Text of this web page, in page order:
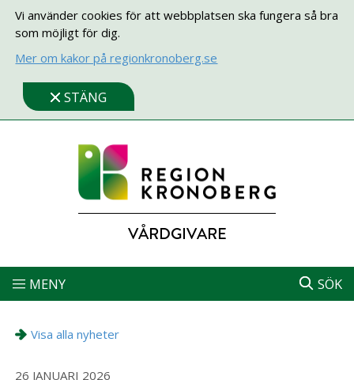
Vi använder cookies för att webbplatsen ska fungera så bra
som möjligt för dig.
Mer om kakor på regionkronoberg.se
STÄNG
VÅRDGIVARE
MENY SÖK
Visa alla nyheter
26 JANUARI 2026